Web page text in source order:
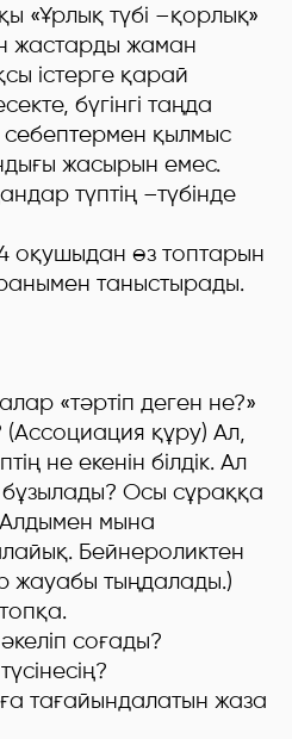
«Ұрлық түбі –қорлық»
жастарды жаман
істерге қарай
бүгінгі таңда
себептермен қылмыс
жасырын емес.
түптің –түбінде
4 оқушыдан өз топтарын
таныстырады.
«тәртіп деген не?»
(Ассоциация құру) Ал,
не екенін білдік. Ал
бұзылады? Осы сұраққа
Алдымен мына
Бейнероликтен
жауабы тыңдалады.)
соғады?
тағайындалатын жаза